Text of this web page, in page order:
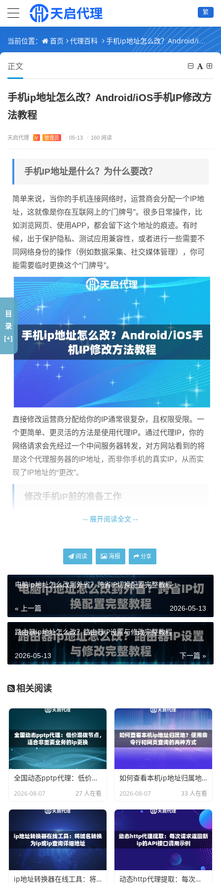
繁
当前位置： 首页 代理百科 手机ip地址怎么改？Android/iOS手机IP修改方法教程
正文
手机ip地址怎么改？Android/iOS手机IP修改方
法教程
天启代理 V 管理员 / 05-13 / 160 阅读
手机IP地址是什么？为什么要改？
简单来说，当你的手机连接网络时，运营商会分配一个IP地
址，这就像是你在互联网上的“门牌号”。很多日常操作，比
如浏览网页、使用APP，都会留下这个地址的痕迹。有时
候，出于保护隐私、测试应用兼容性，或者进行一些需要不
同网络身份的操作（例如数据采集、社交媒体管理），你可
能需要临时更换这个“门牌号”。
直接修改运营商分配给你的IP通常很复杂，且权限受限。一
个更简单、更灵活的方法是使用代理IP。通过代理IP，你的
网络请求会先经过一个中间服务器转发，对方网站看到的将
是这个代理服务器的IP地址，而非你手机的真实IP，从而实
现了IP地址的“更改”。
修改手机IP前的准备工作
在开始操作前，你需要准备一个可靠的代理IP来源。这里推
机房和纯净网络，IP可用率高，响应速度快，非常适合在移
动设备上使用。你可以先从其官网获取API链接或代理服务
器地址、端口、用户名和密码信息，这些是后续设置的关
键。
请确保你已了解自己手机的操作系统版本，因为Android和iO
S的设置路径略有不同。
Android手机IP修改教程
以下是具体步骤：
打开手机“设置”，进入“WLAN”或“网络和互联网”。长按你当
前已连接的Wi-Fi网络名称，在弹出的菜单中选择“修改网络”
或直接点击进入网络详情页。找到并点击“代理”或“高级选项”
下的“代理设置”。
第二步：配置手动代理
将代理选项从“无”更改为“手动”。此时会出现需要填写的字
代理服务器主机名
：此处填写从天启代理获取的服务器
地址（例如 proxy.tianqiip.com）。
代理服务器端口：填写从天启代理获取的端口号（例如
8080）。
第三步：身份验证（如需要）
-- 展开阅读全文 --
阅读 海报 分享
电脑ip地址怎么改到外省？跨省IP切换配置完整教程
« 上一篇 2026-05-13
路由器ip地址怎么改？路由器IP设置与修改完整教程
下一篇 »
2026-05-13
相关阅读
全国动态pptp代理：低价混拨节点，适合非重要业务的ip更换
2026-08-07 27 人在看
如何查看本机ip地址归属地？使用命令行和网页查询的两种方式
2026-08-07 33 人在看
ip地址转换器在线工具：将域名转换为ip或ip查询详细地址 动态http代理提取：每次请求返回新ip的API接口调用示例
目
录
[+]